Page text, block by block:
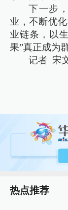
下一步
业，不断优
业链条，以
果”真正成为
记者 宋
热点推荐